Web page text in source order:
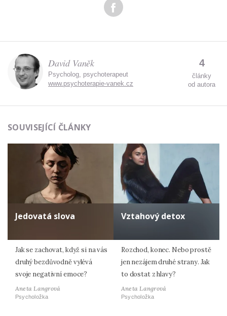
David Vaněk
Psycholog, psychoterapeut
www.psychoterapie-vanek.cz
4
články
od autora
SOUVISEJÍCÍ ČLÁNKY
Jedovatá slova
Jak se zachovat, když si na vás
druhý bezdůvodně vylévá
svoje negativní emoce?
Aneta Langrová
Psycholožka
Vztahový detox
Rozchod, konec. Nebo prostě
jen nezájem druhé strany. Jak
to dostat z hlavy?
Aneta Langrová
Psycholožka